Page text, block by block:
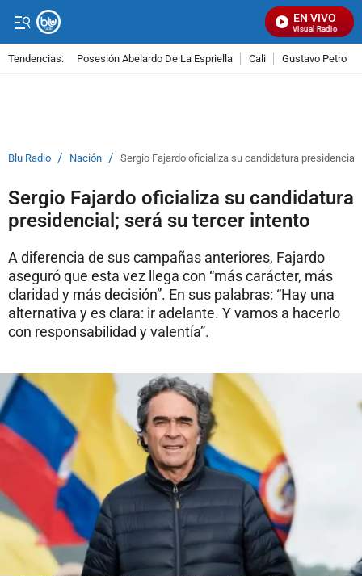
EN VIVO
Señal Visual Radio
Tendencias: Posesión Abelardo De La Espriella Cali Gustavo Petro
Blu Radio / Nación / Sergio Fajardo oficializa su candidatura
Sergio Fajardo oficializa su candidatura
presidencial; será su tercer intento
A diferencia de sus campañas anteriores, Fajardo
aseguró que esta vez llega con “más carácter, más
claridad y más decisión”. En sus palabras: “Hay una
alternativa y es clara: ir adelante. Y vamos a hacerlo
con responsabilidad y valentía”.